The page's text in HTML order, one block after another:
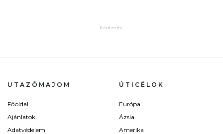
UTAZÓMAJOM
Főoldal
Ajánlatok
Adatvédelem
ÚTICÉLOK
Európa
Ázsia
Amerika